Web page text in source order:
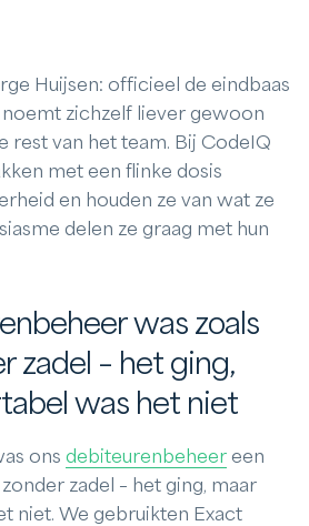
Huijsen: officieel de eindbaas
zichzelf liever gewoon
rest van het team. Bij CodeIQ
met een flinke dosis
en houden ze van wat ze
delen ze graag met hun
was zoals
zadel – het ging,
was het niet
ons debiteurenbeheer een
zadel – het ging, maar
niet. We gebruikten Exact